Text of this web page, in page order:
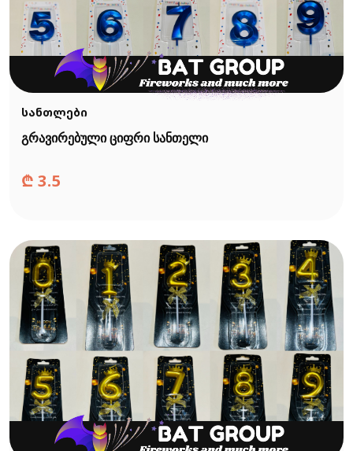
სანთლები
გრავირებული ციფრი სანთელი
₾ 3.5